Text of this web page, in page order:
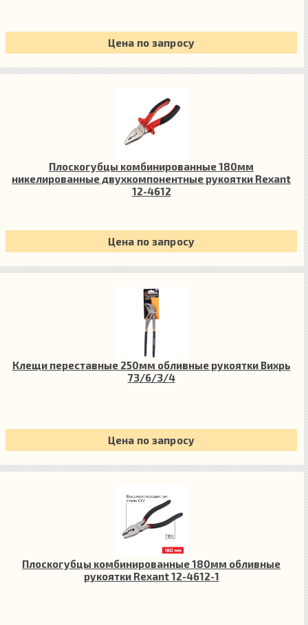
Цена по запросу
Плоскогубцы комбинированные 180мм
никелированные двухкомпонентные рукоятки Rexant
12-4612
Цена по запросу
Клещи переставные 250мм обливные рукоятки Вихрь
73/6/3/4
Цена по запросу
Плоскогубцы комбинированные 180мм обливные
рукоятки Rexant 12-4612-1